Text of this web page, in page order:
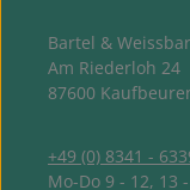
Bartel &
Am Riederloh 24
87600
+49 (0) 8341 -
Mo-Do 9 - 12, 13